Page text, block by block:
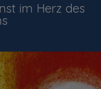
im Herz des